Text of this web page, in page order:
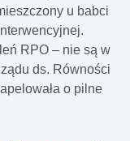
u babci
RPO – nie są w
ds. Równości
o pilne